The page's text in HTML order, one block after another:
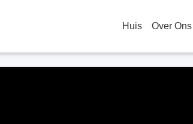
Huis Over Ons